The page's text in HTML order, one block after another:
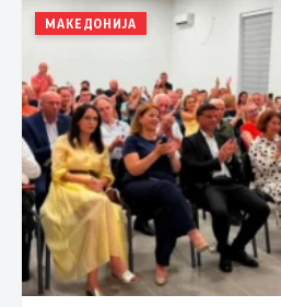
МАКЕДОНИЈА